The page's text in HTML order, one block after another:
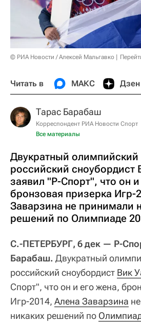
© РИА Новости / Алексей Мальгавко
Читать в МАКС Дзен
Тарас Барабаш
Корреспондент РИА Новости Спорт
Все материалы
Двукратный
российский сноубордист
заявил "Р-Спорт", что он
бронзовая призерка Игр-
Заварзина не принимали
решений по Олимпиаде
С.-ПЕТЕРБУРГ, 6 дек — Р-
Барабаш. Двукратный
российский сноубордист Вик
Спорт", что он и его жена,
Игр-2014, Алена Заварзина
никаких решений по